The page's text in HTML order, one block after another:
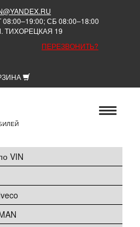
СБ 08:00–18:00
ТИХОРЕЦКАЯ 19
ПЕРЕЗВОНИТЬ?
VIN